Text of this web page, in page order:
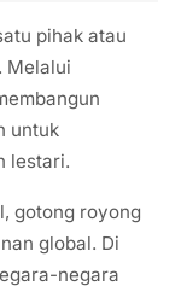
pihak atau
Melalui
untuk
lestari.
gotong royong
global. Di
negara